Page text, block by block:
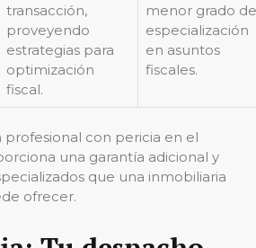
transacción,
proveyendo
estrategias para
optimización
fiscal.
menor grado de
especialización
en asuntos
fiscales.
profesional con pericia en el
una garantía adicional y
que una inmobiliaria
ofrecer.